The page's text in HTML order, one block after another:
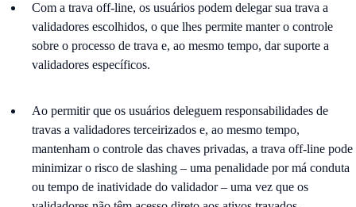
Com a trava off-line, os usuários podem delegar sua trava a
validadores escolhidos, o que lhes permite manter o controle
sobre o processo de trava e, ao mesmo tempo, dar suporte a
validadores específicos.
Ao permitir que os usuários deleguem responsabilidades de
travas a validadores terceirizados e, ao mesmo tempo,
mantenham o controle das chaves privadas, a trava off-line pode
minimizar o risco de slashing – uma penalidade por má conduta
ou tempo de inatividade do validador – uma vez que os